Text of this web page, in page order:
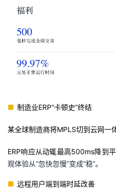
■ 制造业ERP“卡顿史”终结
某全球制造商将MPLS切到云网一
ERP响应从动辄最高500ms降到
观体验从“忽快忽慢”变成“稳”。
■ 远程用户端到端时延改善